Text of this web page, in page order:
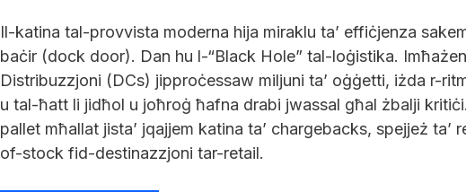
Il-katina tal-provvista moderna hija miraklu ta’ effiċjenza
baċir (dock door). Dan hu l-“Black Hole” tal-loġistika.
Distribuzzjoni (DCs) jipproċessaw miljuni ta’ oġġetti, iżda r-
u tal-ħatt li jidħol u joħroġ ħafna drabi jwassal għal żbalji
pallet mħallat jista’ jqajjem katina ta’ chargebacks, spejjeż ta’
of-stock fid-destinazzjoni tar-retail.